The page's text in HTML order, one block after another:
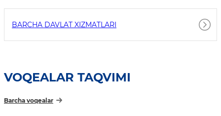
BARCHA DAVLAT XIZMATLARI
VOQEALAR TAQVIMI
Barcha voqealar